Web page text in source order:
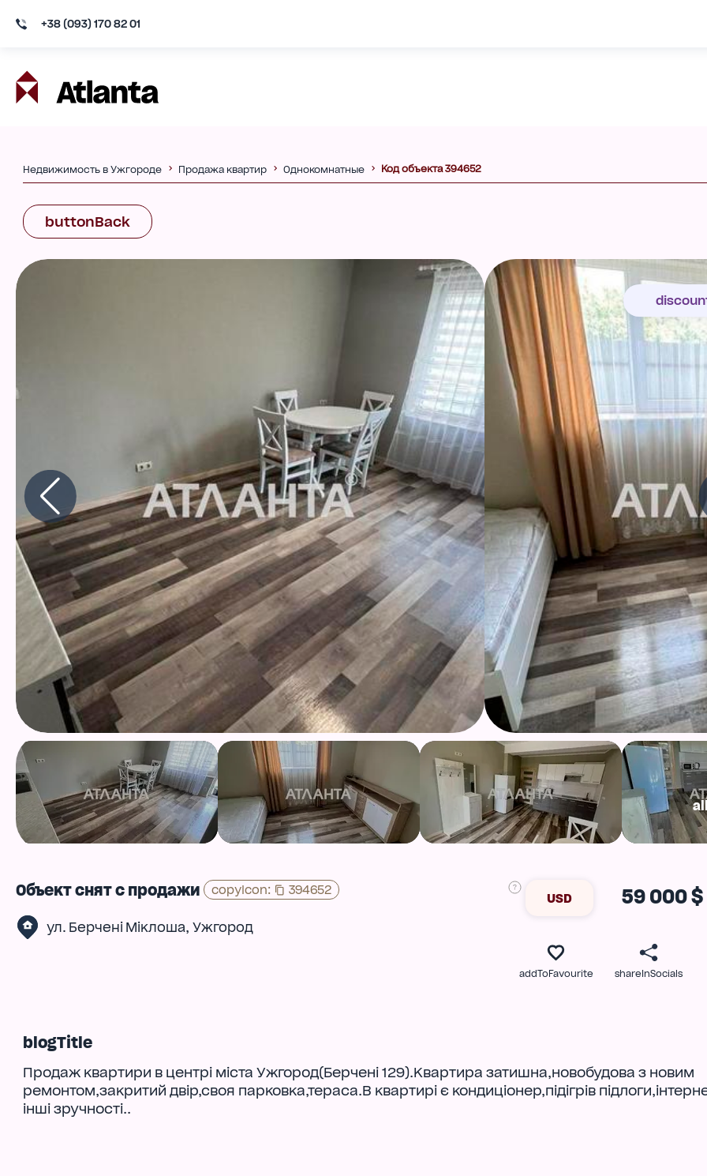
+38 (093) 170 82 01
Недвижимость в Ужгороде Продажа квартир Однокомнатные Код объекта 394652
buttonBack
Объект снят с продажи copyIcon: 394652
ул. Берчені Міклоша, Ужгород
USD 59 000 $
addToFavourite shareInSocials
blogTitle
Продаж квартири в центрі міста Ужгород(Берчені 129).Квартира затишна,новобудова з новим
ремонтом,закритий двір,своя парковка,тераса.В квартирі є кондиціонер,підігрів
інші зручності..